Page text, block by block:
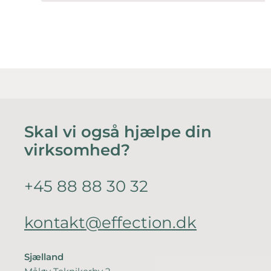
Skal vi også hjælpe din
virksomhed?
+45 88 88 30 32
kontakt@effection.dk
Sjælland